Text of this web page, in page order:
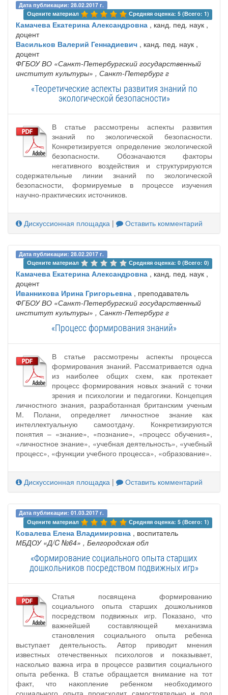
Дата публикации: 28.02.2017 г.
Оцените материал
Средняя оценка: 5 (Всего: 1)
Камачева Екатерина Александровна , канд. пед. наук ,
доцент
Васильков Валерий Геннадиевич , канд. пед. наук ,
доцент
ФГБОУ ВО «Санкт-Петербургский государственный
институт культуры» , Санкт-Петербург г
«Теоретические аспекты развития знаний по
экологической безопасности»
В статье рассмотрены аспекты развития
знаний по экологической безопасности.
Конкретизируется определение экологической
безопасности. Обозначаются факторы
негативного воздействия и структурируются
содержательные линии знаний по экологической
безопасности, формируемые в процессе изучения
научно-практических источников.
Дискуссионная площадка | Оставить комментарий
Дата публикации: 28.02.2017 г.
Оцените материал
Средняя оценка: 0 (Всего: 0)
Камачева Екатерина Александровна , канд. пед. наук ,
доцент
Иванникова Ирина Григорьевна , преподаватель
ФГБОУ ВО «Санкт-Петербургский государственный
институт культуры» , Санкт-Петербург г
«Процесс формирования знаний»
В статье рассмотрены аспекты процесса
формирования знаний. Рассматривается одна
из наиболее общих схем, как протекает
процесс формирования новых знаний с точки
зрения и психологии и педагогики. Концепция
личностного знания, разработанная британским ученым
М. Полани, определяет личностное знание как
интеллектуальную самоотдачу. Конкретизируются
понятия – «знание», «познание», «процесс обучения»,
«личностное знание», «учебная деятельность», «учебный
процесс», «функции учебного процесса», «образование».
Дискуссионная площадка | Оставить комментарий
Дата публикации: 01.03.2017 г.
Оцените материал
Средняя оценка: 5 (Всего: 1)
Ковалева Елена Владимировна , воспитатель
МБДОУ «Д/C №64» , Белгородская обл
«Формирование социального опыта старших
дошкольников посредством подвижных игр»
Статья посвящена формированию
социального опыта старших дошкольников
посредством подвижных игр. Показано, что
важнейшей составляющей механизма
становления социального опыта ребенка
выступает деятельность. Автор приводит мнения
известных отечественных психологов и показывает,
насколько важна игра в процессе развития социального
опыта ребенка. В статье обращается внимание на тот
факт, что накопление ребенком необходимого
социального опыта происходит самостоятельно и под